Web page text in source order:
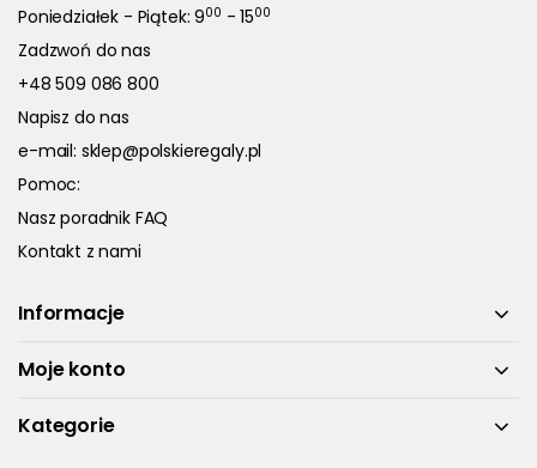
Poniedziałek - Piątek: 900 - 1500
Zadzwoń do nas
+48 509 086 800
Napisz do nas
e-mail: sklep@polskieregaly.pl
Pomoc:
Nasz poradnik FAQ
Kontakt z nami
Informacje
Moje konto
Kategorie